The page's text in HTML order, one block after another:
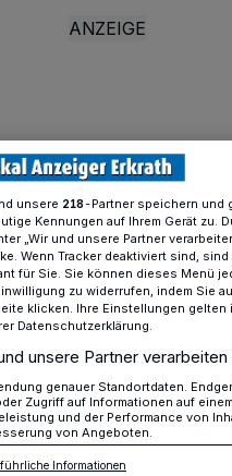
Kindersachenflohmarkt
und reichlich
unsere 218-Partner speichern und
Kennungen auf Ihrem Gerät zu.
„Wir und unsere Partner
Wenn Tracker deaktiviert sind,
für Sie. Sie können dieses Menü
zu widerrufen, indem Sie
klicken. Ihre Einstellungen
Datenschutzerklärung.
unsere Partner
genauer Standortdaten.
Zugriff auf Informationen auf
und der Performance von
von Angeboten.
Informationen